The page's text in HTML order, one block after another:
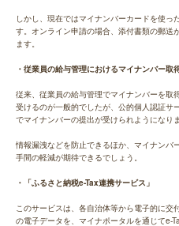
しかし、現在ではマイナンバーカードを使っ
す。オンライン申請の場合、添付書類の郵送
ます。
・従業員の給与管理におけるマイナンバー取
従来、従業員の給与管理でマイナンバーを取
受けるのが一般的でしたが、公的個人認証サ
でマイナンバーの提出が受けられようになりま
情報漏洩などを防止できるほか、マイナンバ
手間の軽減が期待できるでしょう。
・「ふるさと納税e-Tax連携サービス」
このサービスは、各自治体等から電子的に
の電子データを、マイナポータルを通じてe-